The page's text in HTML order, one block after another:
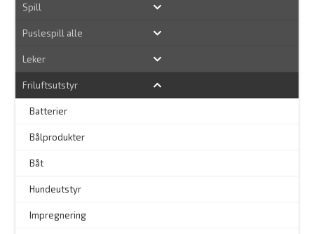
Spill
Puslespill alle
Leker
Friluftsutstyr
Batterier
Bålprodukter
Båt
Hundeutstyr
Impregnering